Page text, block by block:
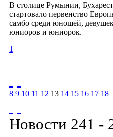
В столице Румынии,
стартовало первенство
самбо среди юношей,
юниоров и юниорок.
1
8 9 10 11 12 13 14 15 16 17 18
Новости 241 -